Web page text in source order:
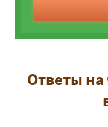
Ответы на